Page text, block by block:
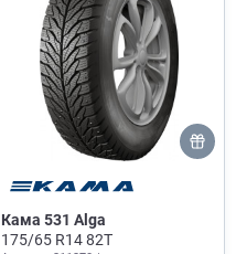
Кама 531 Alga
175/65 R14 82T